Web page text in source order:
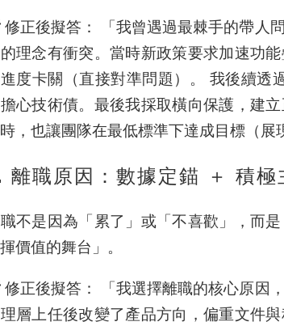
修正後擬答：
「我曾遇過最棘手的帶人
理念有衝突。當時新政策要求加速功
度卡關（直接對準問題 ）。 我後續透
心技術債。最後我採取橫向保護，建
，也讓團隊在最低標準下達成目標（ 展
離職原因：數據定錨 ＋ 積極
不是因為「累了」或「不喜歡」，而
價值的舞台」。
修正後擬答： 「我選擇離職的核心原因
層上任後改變了產品方向，偏重文件